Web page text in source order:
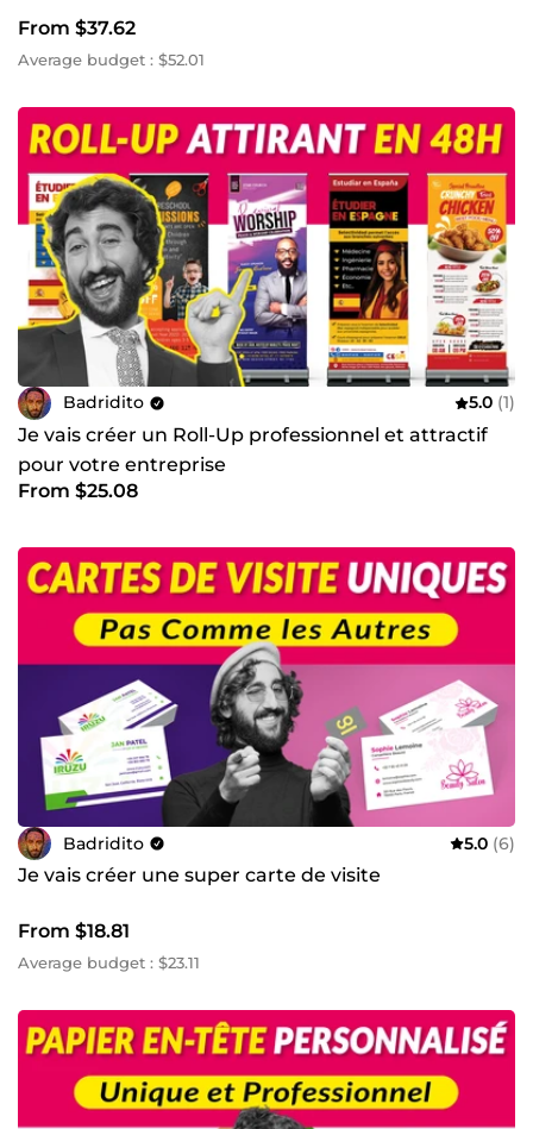
From $37.62
Average budget : $52.01
Badridito 5.0 (1)
Je vais créer un Roll-Up professionnel et attractif
pour votre entreprise
From $25.08
Badridito 5.0 (6)
Je vais créer une super carte de visite
From $18.81
Average budget : $23.11